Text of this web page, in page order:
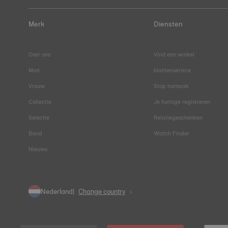
Merk
Over ons
Man
Vrouw
Collectie
Selectie
Band
Nieuws
Diensten
Vind een winkel
klantenservice
Stop namaak
Je horloge registreren
Relatiegeschenken
Watch Finder
Nederland Change country